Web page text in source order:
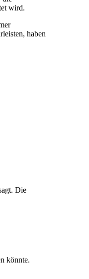
wird.
haben
Die
könnte.